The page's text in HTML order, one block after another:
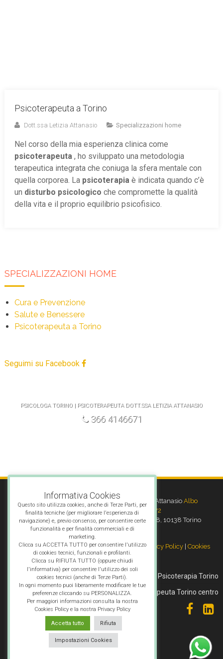
Psicoterapeuta a Torino
Dott.ssa Letizia Attanasio Specializzazioni home
Nel corso della mia esperienza clinica come
psicoterapeuta , ho sviluppato una metodologia
terapeutica integrata che coniuga la sfera mentale con
quella corporea. La psicoterapia è indicata quando c’è
un disturbo psicologico che compromette la qualità
della vita e il proprio equilibrio psicofisico.
SPECIALIZZAZIONI HOME
Cura e Prevenzione
Salute e Benessere
Psicoterapeuta a Torino
Seguimi su Facebook
PSICOLOGA TORINO | PSICOTERAPEUTA DOTT.SSA LETIZIA ATTANASIO
366 4146671
Psicoterapeuta Torino - Dott.ssa Letizia Attanasio Albo
Psicoterapeuti Torino n° 5272
Sede legale: Via Giambattista Gropello, 18, 10138 Torino
Telefono:366 4146671
P.IVA 10376210018 | Informativa sullaPrivacy Policy |Cookies
Policy
Chi sono
Psicoterapia Torino
Psicoterapeuta Torino centro
Informativa Cookies
Questo sito utilizza cookies, anche di Terze Parti, per
finalità tecniche (per migliorare l'esperienza di
navigazione) e, previo consenso, per consentire certe
funzionalità e per finalità commerciali e di
marketing.
Clicca su ACCETTA TUTTO per consentire l'utilizzo
di cookies tecnici, funzionali e profilanti.
Clicca su RIFIUTA TUTTO (oppure chiudi
l'informativa) per consentire l'utilizzo dei soli
cookies tecnici (anche di Terze Parti).
In ogni momento puoi liberamente modificare le tue
preferenze cliccando su PERSONALIZZA.
Per maggiori informazioni consulta la nostra
Cookies Policy e la nostra Privacy Policy
Accetta tutto Rifiuta
Impostazioni Cookies